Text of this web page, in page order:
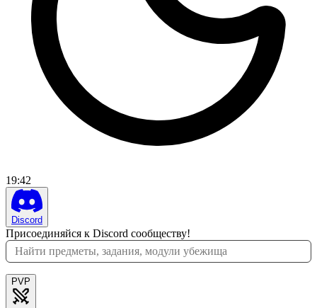
19:42
Discord
Присоединяйся к Discord сообществу!
PVP